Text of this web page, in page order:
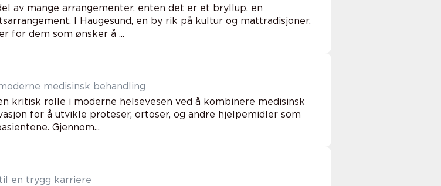
av mange arrangementer, enten det er et bryllup, en
I Haugesund, en by rik på kultur og mattradisjoner,
for dem som ønsker å ...
medisinsk behandling
kritisk rolle i moderne helsevesen ved å kombinere medisinsk
for å utvikle proteser, ortoser, og andre hjelpemidler som
Gjennom...
en trygg karriere